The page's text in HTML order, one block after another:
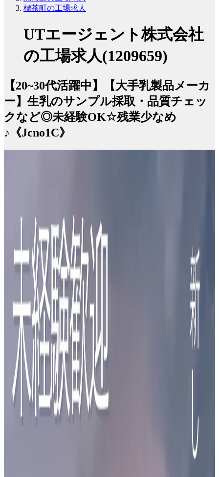
標茶町の工場求人
UTエージェント株式会社
の工場求人(1209659)
【20~30代活躍中】【大手乳製品メーカ
ー】生乳のサンプル採取・品質チェッ
クなど◎未経験OK☆残業少なめ
♪《Jcno1C》